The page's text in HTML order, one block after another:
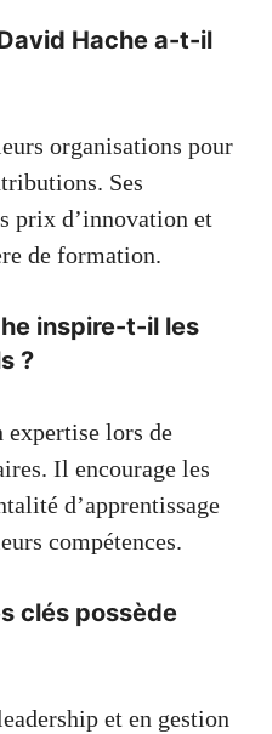
Hache a-t-il
organisations pour
Ses
prix d’innovation et
de formation.
inspire-t-il les
?
expertise lors de
Il encourage les
d’apprentissage
compétences.
clés possède
et en gestion